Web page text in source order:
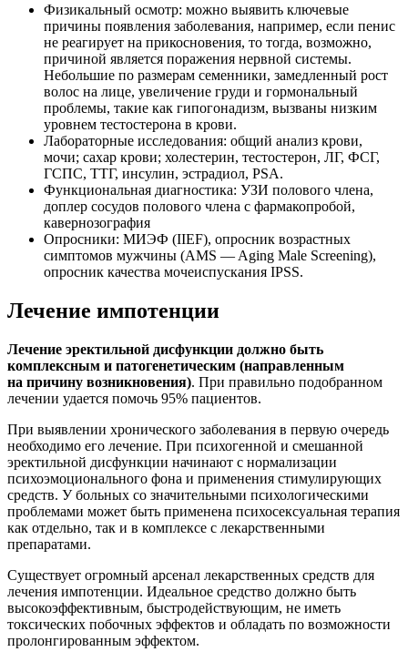
Физикальный осмотр: можно выявить ключевые
причины появления заболевания, например, если пенис
не реагирует на прикосновения, то тогда, возможно,
причиной является поражения нервной системы.
Небольшие по размерам семенники, замедленный рост
волос на лице, увеличение груди и гормональный
проблемы, такие как гипогонадизм, вызваны низким
уровнем тестостерона в крови.
Лабораторные исследования: общий анализ крови,
мочи; сахар крови; холестерин, тестостерон, ЛГ, ФСГ,
ГСПС, ТТГ, инсулин, эстрадиол, PSA.
Функциональная диагностика: УЗИ полового члена,
доплер сосудов полового члена с фармакопробой,
кавернозография
Опросники: МИЭФ (IIEF), опросник возрастных
симптомов мужчины (AMS — Aging Male Screening),
опросник качества мочеиспускания IPSS.
Лечение импотенции
Лечение эректильной дисфункции должно быть
комплексным и патогенетическим (направленным
на причину возникновения). При правильно подобранном
лечении удается помочь 95% пациентов.
При выявлении хронического заболевания в первую очередь
необходимо его лечение. При психогенной и смешанной
эректильной дисфункции начинают с нормализации
психоэмоционального фона и применения стимулирующих
средств. У больных со значительными психологическими
проблемами может быть применена психосексуальная терапия
как отдельно, так и в комплексе с лекарственными
препаратами.
Существует огромный арсенал лекарственных средств для
лечения импотенции. Идеальное средство должно быть
высокоэффективным, быстродействующим, не иметь
токсических побочных эффектов и обладать по возможности
пролонгированным эффектом.